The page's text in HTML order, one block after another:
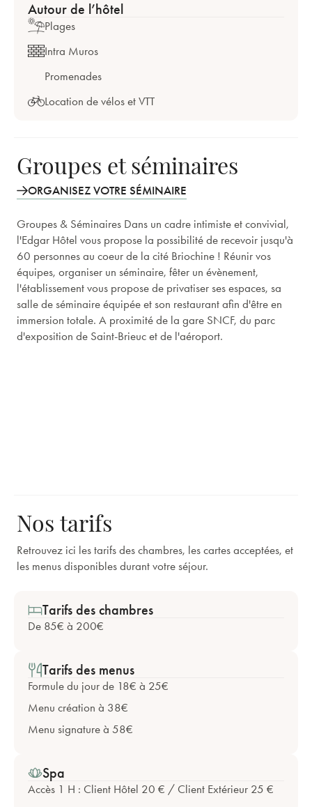
Autour de l’hôtel
Plages
Intra Muros
Promenades
Location de vélos et VTT
Groupes et séminaires
ORGANISEZ VOTRE SÉMINAIRE
Groupes & Séminaires Dans un cadre intimiste et convivial,
l'Edgar Hôtel vous propose la possibilité de recevoir jusqu'à
60 personnes au coeur de la cité Briochine ! Réunir vos
équipes, organiser un séminaire, fêter un évènement,
l'établissement vous propose de privatiser ses espaces, sa
salle de séminaire équipée et son restaurant afin d'être en
immersion totale. A proximité de la gare SNCF, du parc
d'exposition de Saint-Brieuc et de l'aéroport.
Nos tarifs
Retrouvez ici les tarifs des chambres, les cartes acceptées, et
les menus disponibles durant votre séjour.
Tarifs des chambres
De 85€ à 200€
Tarifs des menus
Formule du jour de 18€ à 25€
Menu création à 38€
Menu signature à 58€
Spa
Accès 1 H : Client Hôtel 20 € / Client Extérieur 25 €